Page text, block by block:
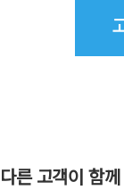
다른 고객이 함